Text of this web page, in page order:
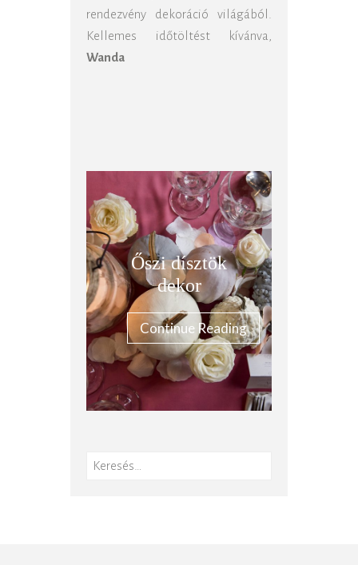
rendezvény dekoráció világából.
Kellemes időtöltést kívánva,
Wanda
Őszi dísztök
dekor
Continue Reading
Keresés: